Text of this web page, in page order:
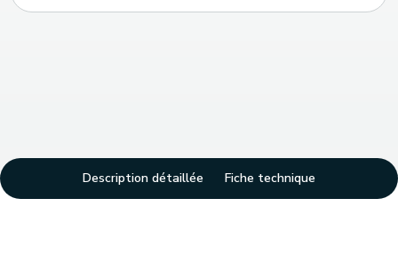
Description détaillée Fiche technique